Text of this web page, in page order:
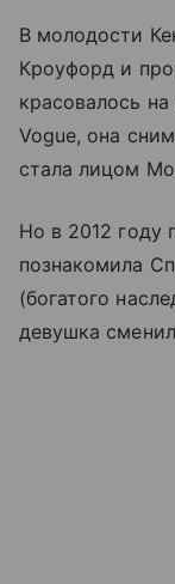
В молодости
Кроуфорд и
красовалось
Vogue, она
стала лицом
Но в 2012 году
познакомила
(богатого
девушка